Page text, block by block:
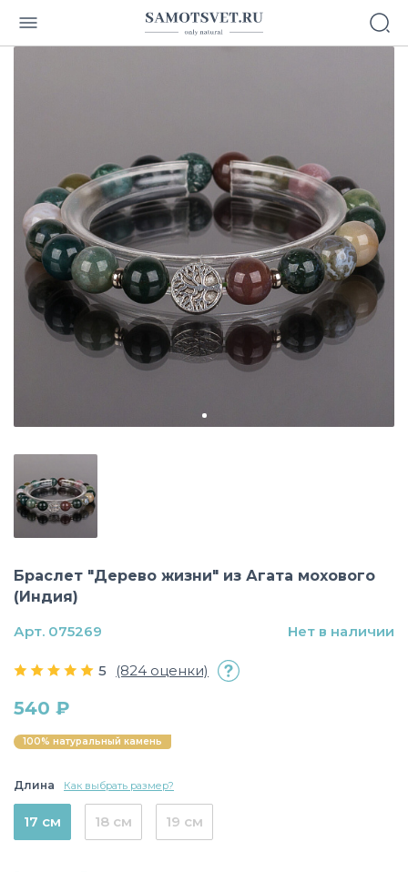
Браслет "Дерево жизни" из Агата мохового
(Индия)
5 (824 оценки)
540 ₽
100% натуральный камень
Длина Как выбрать размер?
17 см 18 см 19 см
Арт. 075269 Нет в наличии